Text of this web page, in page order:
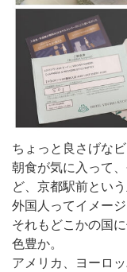
ちょっと良さげな
朝食が気に入って
ど、京都駅前とい
外国人ってイメージ
それもどこかの国
色豊か。
アメリカ、ヨーロ